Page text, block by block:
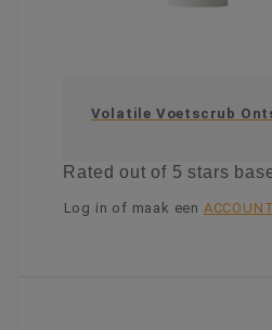
Volatile Voetscrub
Ratedout of 5 stars
Log in of maak een ACCOUNT